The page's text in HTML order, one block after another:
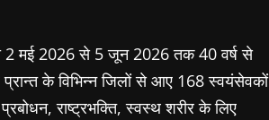
2 मई 2026 से 5 जून 2026 तक 40 वर्ष से
के विभिन्न जिलों से आए 168 स्वयंसेवकों
राष्ट्रभक्ति, स्वस्थ शरीर के लिए